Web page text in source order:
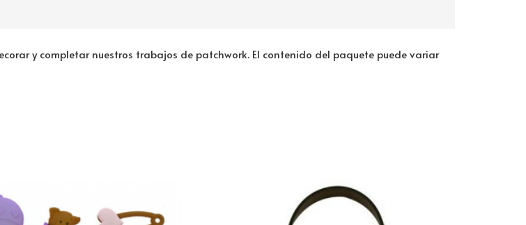
y completar nuestros trabajos de patchwork. El contenido del paquete puede variar